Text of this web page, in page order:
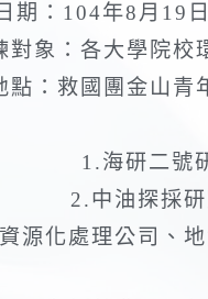
期：104年8月19
對象：各大學院校
點：救國團金山青
1.海研二號
2.中油探採
源化處理公司、